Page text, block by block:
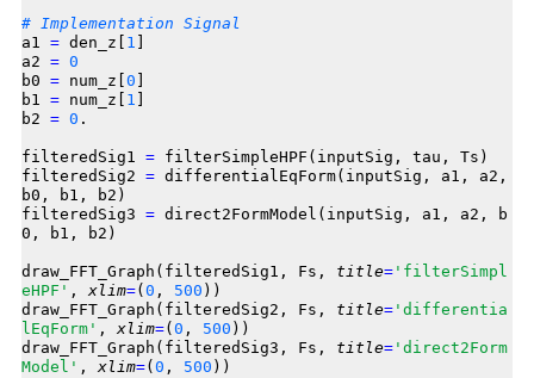
# Implementation Signal
a1 = den_z[ 1
a2 = 0
b0 = num_z[ 0
b1 = num_z[ 1
b2 = 0 .
filteredSig1 = filterSimpleHPF(inputSig, tau, Ts)
filteredSig2 = differentialEqForm(inputSig, a1, a2,
b0, b1, b2)
filteredSig3 = direct2FormModel(inputSig, a1, a2, b
0, b1, b2)
draw_FFT_Graph(filteredSig1, Fs, title= 'filterSimpl
eHPF' , xlim=( 0 , 500 ))
draw_FFT_Graph(filteredSig2, Fs, title= 'differentia
lEqForm' , xlim=( 0 , 500 ))
draw_FFT_Graph(filteredSig3, Fs, title= 'direct2Form
Model' , xlim=( 0 , 500 ))